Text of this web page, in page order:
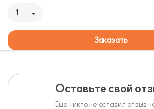
1
Заказать
Оставьте свой
Еще никто не оставил отзыв